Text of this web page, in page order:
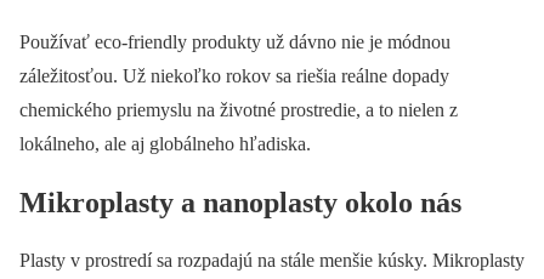
Používať eco-friendly produkty už dávno nie je módnou
záležitosťou. Už niekoľko rokov sa riešia reálne dopady
chemického priemyslu na životné prostredie, a to nielen z
lokálneho, ale aj globálneho hľadiska.
Mikroplasty a nanoplasty okolo nás
Plasty v prostredí sa rozpadajú na stále menšie kúsky. Mikroplasty